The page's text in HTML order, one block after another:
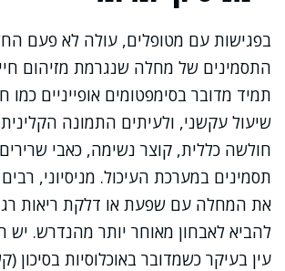
בפגישות עם מטופלים, עולה לא פעם
התסמינים של מחלה שנגרמת מזיהום
תמיד מדובר בסימפטומים אופייניים כמו
שיעול עקשני, ולעיתים התמונה
חולשה כללית, קוצר נשימה, כאבי
תסמינים במערכת העיכול. מניסיוני,
את המחלה עם שפעת או דלקת ריאות
להביא לאבחון מאוחר יותר מהנדרש. יש
עין בעיקר כשמדובר באוכלוסיות בסיכון